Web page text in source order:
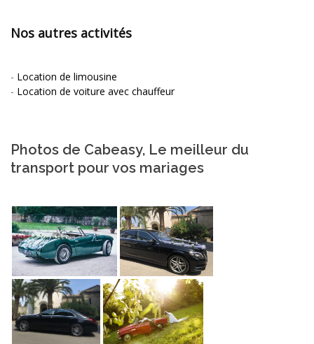
Nos autres activités
- Location de limousine
- Location de voiture avec chauffeur
Photos de Cabeasy, Le meilleur du
transport pour vos mariages